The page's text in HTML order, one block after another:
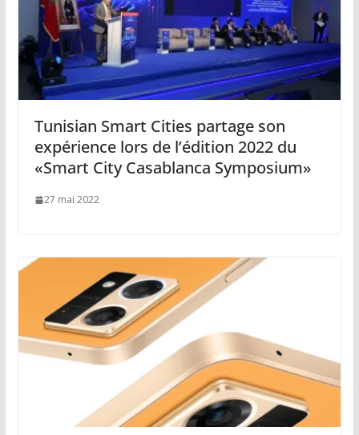
Tunisian Smart Cities partage son
expérience lors de l’édition 2022 du
«Smart City Casablanca Symposium»
27 mai 2022